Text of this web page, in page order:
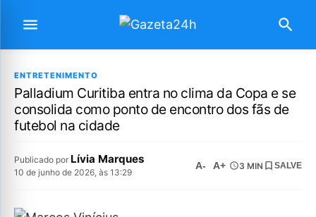
ENTRETENIMENTO
Palladium Curitiba entra no clima da Copa e se
consolida como ponto de encontro dos fãs de
futebol na cidade
Publicado por Lívia Marques
10 de junho de 2026, às 13:29
A- A+ 3 MIN SALVE